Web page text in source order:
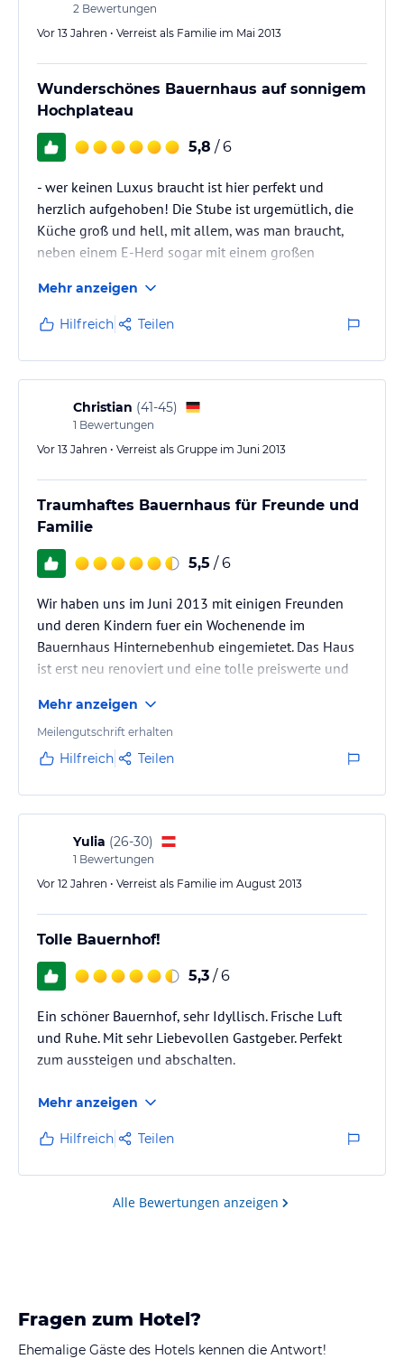
2 Bewertungen
Vor 13 Jahren • Verreist als Familie im Mai 2013
Wunderschönes Bauernhaus auf sonnigem
Hochplateau
5,8 / 6
- wer keinen Luxus braucht ist hier perfekt und
herzlich aufgehoben! Die Stube ist urgemütlich, die
Küche groß und hell, mit allem, was man braucht,
neben einem E-Herd sogar mit einem großen
Tisch, Spülmaschine sowieso. Es gibt drei Duschen
und drei Toiletten und eine Wanne, eine
Tischtennisplatte und eine nette Sesselliftschaukel.
Die Gastgeber sind sehr herzlich und äußerst
hilfsbereit.
Mehr anzeigen
Hilfreich Teilen
Christian (41-45)
1 Bewertungen
Vor 13 Jahren • Verreist als Gruppe im Juni 2013
Traumhaftes Bauernhaus für Freunde und
Familie
5,5 / 6
Wir haben uns im Juni 2013 mit einigen Freunden
und deren Kindern fuer ein Wochenende im
Bauernhaus Hinternebenhub eingemietet. Das Haus
ist erst neu renoviert und eine tolle preiswerte und
grossen Zimmer mit genuegend Betten, die
geraumige Stube und die gut ausgestattete Kueche
haben alle unsere Erwartungen erfuellt. Die Familie
entgegenkommend. Die Kinder hatten einen riesen
Spass auf dem Trampolin und beim
Kickern/Tischtennisspielen…
Mehr anzeigen
Meilengutschrift erhalten
Hilfreich Teilen
Yulia (26-30)
1 Bewertungen
Vor 12 Jahren • Verreist als Familie im August 2013
Tolle Bauernhof!
5,3 / 6
Ein schöner Bauernhof, sehr Idyllisch. Frische Luft
und Ruhe. Mit sehr Liebevollen Gastgeber. Perfekt
zum aussteigen und abschalten.
Mehr anzeigen
Hilfreich Teilen
Alle Bewertungen anzeigen
Fragen zum Hotel?
Ehemalige Gäste des Hotels kennen die Antwort!